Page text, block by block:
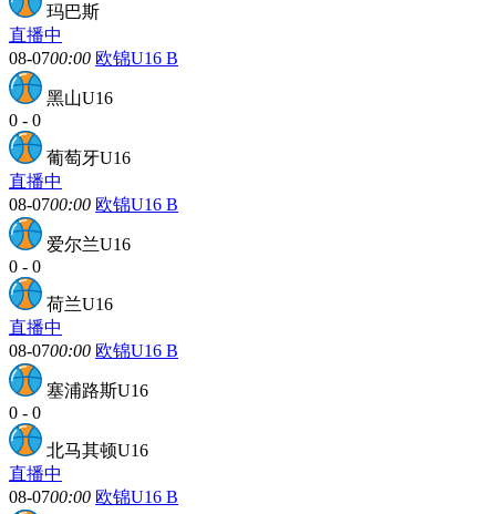
玛巴斯
直播中
08-0700:00 欧锦U16 B
黑山U16
0 - 0
葡萄牙U16
直播中
08-0700:00 欧锦U16 B
爱尔兰U16
0 - 0
荷兰U16
直播中
08-0700:00 欧锦U16 B
塞浦路斯U16
0 - 0
北马其顿U16
直播中
08-0700:00 欧锦U16 B